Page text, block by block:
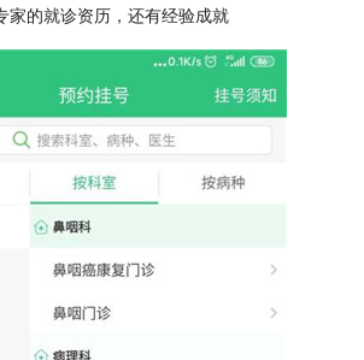
家的就诊资历，还有经验成就